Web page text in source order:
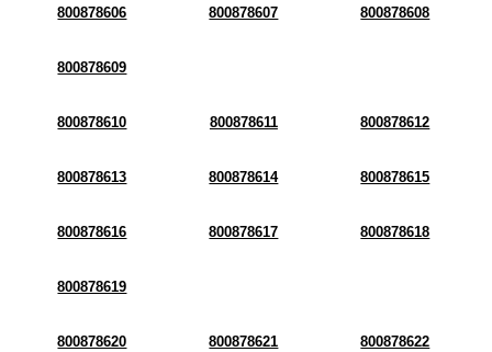
800878606 800878607 800878608
800878609
800878610 800878611 800878612
800878613 800878614 800878615
800878616 800878617 800878618
800878619
800878620 800878621 800878622